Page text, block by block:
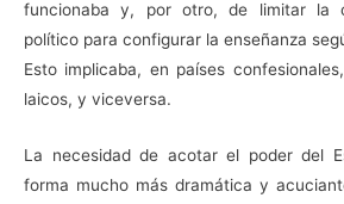
funcionaba y, por otro, de limitar la
político para configurar la enseñanza
Esto implicaba, en países
laicos, y viceversa.
La necesidad de acotar el poder del
forma mucho más dramática y